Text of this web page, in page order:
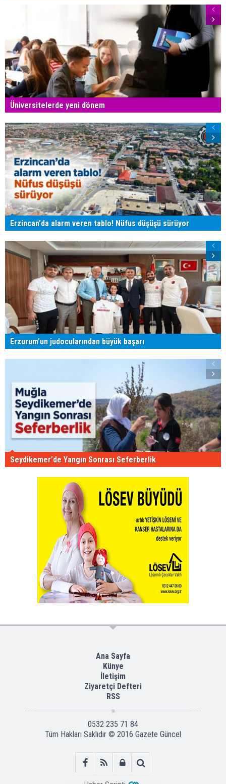
Üniversitelerde yeni dönem
Erzincan'da alarm veren tablo! Nüfus düşüşü sürüyor
Erzurum'un judocularından büyük başarı
Seydikemer'de Yangın Sonrası Seferberlik
Ana Sayfa
Künye
İletişim
Ziyaretçi Defteri
RSS
0532 235 71 84
Tüm Hakları Saklıdır © 2016 Gazete Güncel